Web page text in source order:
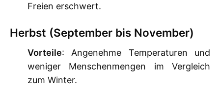
Freien erschwert.
Herbst (September bis November)
Vorteile: Angenehme Temperaturen und
weniger Menschenmengen im Vergleich
zum Winter.